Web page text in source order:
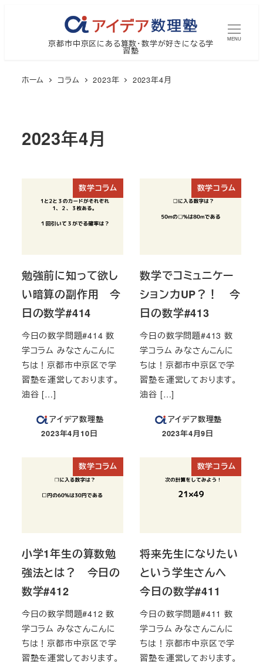
京都市中京区にある算数・数学が好きになる学
習塾
MENU
ホーム コラム 2023年 2023年4月
2023年4月
数学コラム
勉強前に知って欲し
い暗算の副作用 今
日の数学#414
今日の数学問題#414 数
学コラム みなさんこんに
ちは！京都市中京区で学
習塾を運営しております。
油谷 […]
アイデア数理塾
投稿日
2023年4月10日
数学コラム
数学でコミュニケー
ション力UP？！ 今
日の数学#413
今日の数学問題#413 数
学コラム みなさんこんに
ちは！京都市中京区で学
習塾を運営しております。
油谷 […]
アイデア数理塾
投稿日
2023年4月9日
数学コラム
小学1年生の算数勉
強法とは？ 今日の
数学#412
今日の数学問題#412 数
学コラム みなさんこんに
ちは！京都市中京区で学
習塾を運営しております。
数学コラム
将来先生になりたい
という学生さんへ
今日の数学#411
今日の数学問題#411 数
学コラム みなさんこんに
ちは！京都市中京区で学
習塾を運営しております。